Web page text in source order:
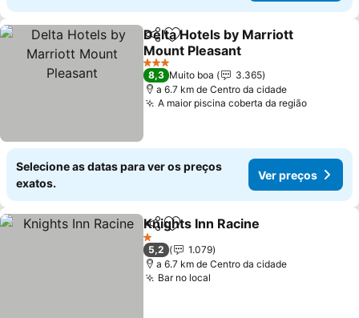
PartilharAdicionar aos favoritos
Delta Hotels by Marriott
Mount Pleasant
3 Estrelas
8,3 Muito boa
3.365
a 6.7 km de Centro da cidade
A maior piscina coberta da região
Selecione as datas para ver os preços
exatos.
Ver preços
PartilharAdicionar aos favoritos
Knights Inn Racine
1 Estrelas
5,2
1.079
a 6.7 km de Centro da cidade
Bar no local